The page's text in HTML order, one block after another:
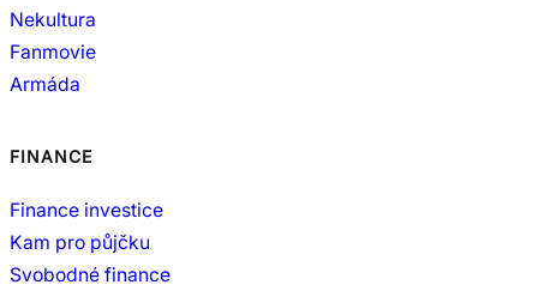
Nekultura
Fanmovie
Armáda
FINANCE
Finance investice
Kam pro půjčku
Svobodné finance